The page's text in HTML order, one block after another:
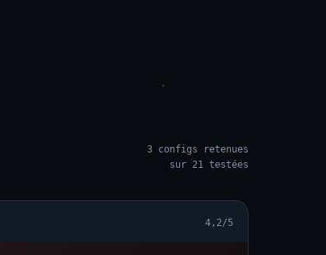
3 configs retenues
sur 21 testées
4,2/5